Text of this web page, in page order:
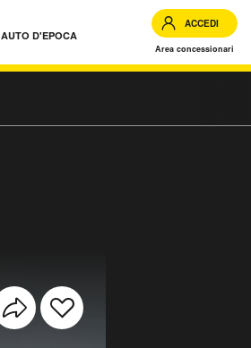
AUTO D'EPOCA
ACCEDI
Area concessionari